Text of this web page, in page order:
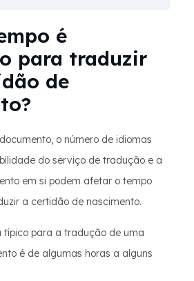
é
para traduzir
de
o número de idiomas
do serviço de tradução e a
em si podem afetar o tempo
a certidão de nascimento.
típico para a tradução de uma
é de algumas horas a alguns